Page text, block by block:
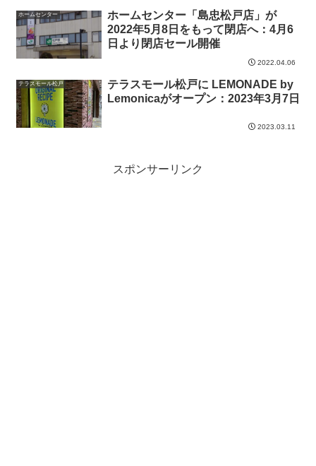
ホームセンター
ホームセンター「島忠松戸店」が
2022年5月8日をもって閉店へ：4月6
日より閉店セール開催
2022.04.06
テラスモール松戸
テラスモール松戸に LEMONADE by
Lemonicaがオープン：2023年3月7日
2023.03.11
スポンサーリンク